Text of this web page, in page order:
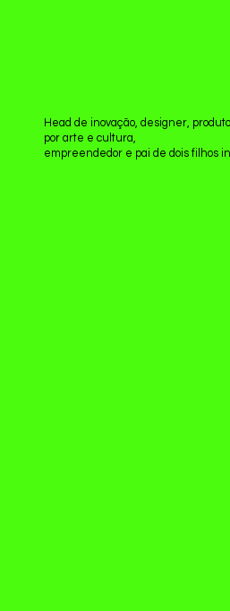
Head de inovação, designer,
por arte e cultura,
empreendedor e pai de dois filhos